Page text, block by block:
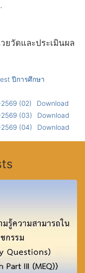
ยวัดและประเมินผล
ปีการศึกษา
(02)
Download
(03)
Download
(04)
Download